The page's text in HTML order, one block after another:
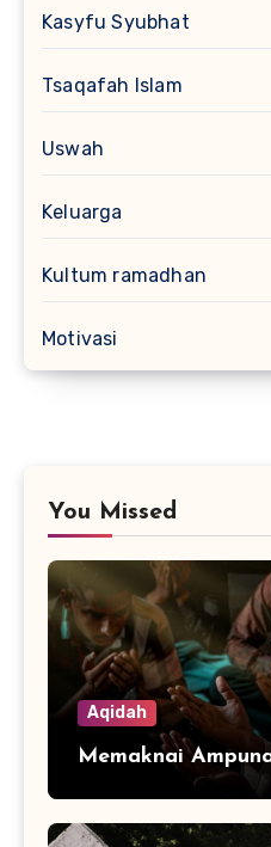
Kasyfu Syubhat
Tsaqafah Islam
Uswah
Keluarga
Kultum ramadhan
Motivasi
You Missed
Aqidah
Memaknai